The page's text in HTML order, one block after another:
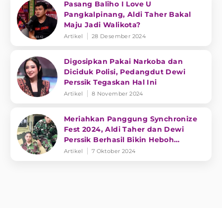
Pasang Baliho I Love U
Pangkalpinang, Aldi Taher Bakal
Maju Jadi Walikota?
Artikel 28 Desember 2024
Digosipkan Pakai Narkoba dan
Diciduk Polisi, Pedangdut Dewi
Perssik Tegaskan Hal Ini
Artikel 8 November 2024
Meriahkan Panggung Synchronize
Fest 2024, Aldi Taher dan Dewi
Perssik Berhasil Bikin Heboh
Penonton
Artikel 7 Oktober 2024